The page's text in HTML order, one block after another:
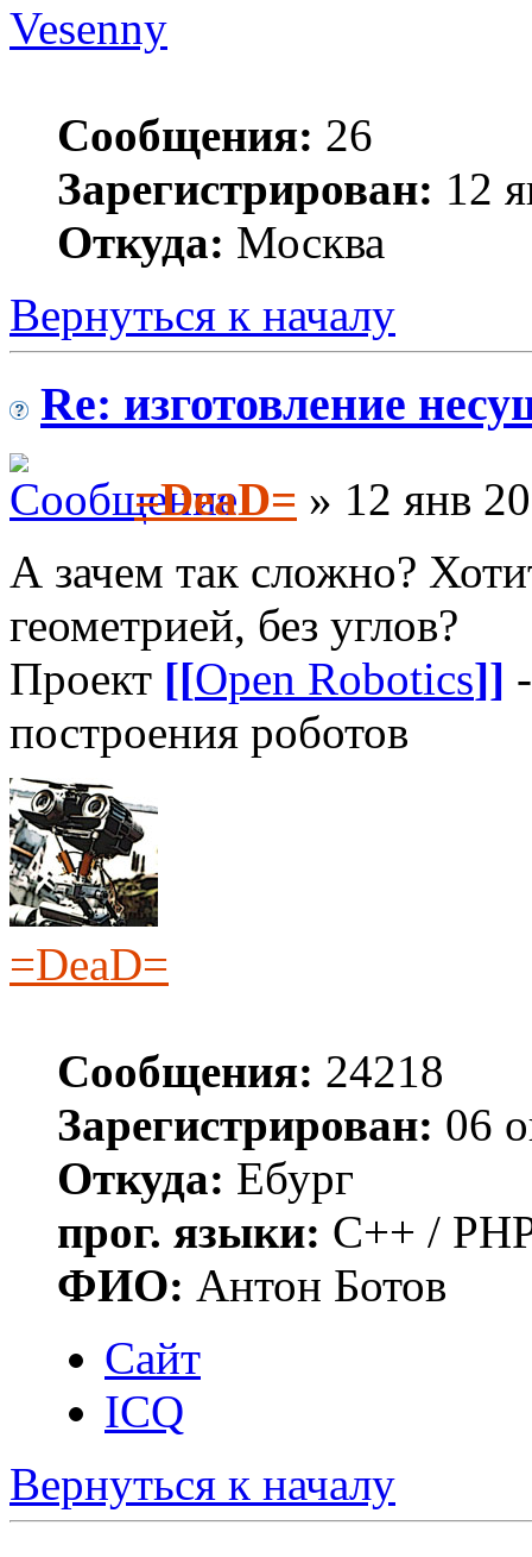
Vesenny
Сообщения: 26
Зарегистрирован: 12
Откуда: Москва
Вернуться к началу
Re: изготовление
=DeaD= » 12 янв
А зачем так сложно?
геометрией, без углов?
Проект [[Open Robotics]]
построения роботов
=DeaD=
Сообщения: 24218
Зарегистрирован: 06
Откуда: Ебург
прог. языки: C++ /
ФИО: Антон Ботов
Сайт
ICQ
Вернуться к началу